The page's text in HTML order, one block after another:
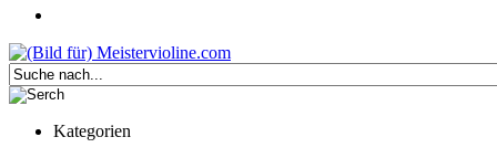
Kategorien